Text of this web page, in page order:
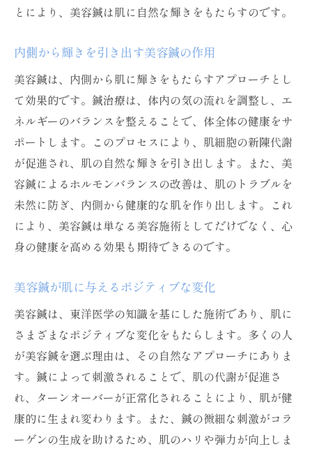
とにより、美容鍼は肌に自然な輝きをもたらすのです。
内側から輝きを引き出す美容鍼の作用
美容鍼は、内側から肌に輝きをもたらすアプローチとし
て効果的です。鍼治療は、体内の気の流れを調整し、エ
ネルギーのバランスを整えることで、体全体の健康をサ
ポートします。このプロセスにより、肌細胞の新陳代謝
が促進され、肌の自然な輝きを引き出します。また、美
容鍼によるホルモンバランスの改善は、肌のトラブルを
未然に防ぎ、内側から健康的な肌を作り出します。これ
により、美容鍼は単なる美容施術としてだけでなく、心
身の健康を高める効果も期待できるのです。
美容鍼が肌に与えるポジティブな変化
美容鍼は、東洋医学の知識を基にした施術であり、肌に
さまざまなポジティブな変化をもたらします。多くの人
が美容鍼を選ぶ理由は、その自然なアプローチにありま
す。鍼によって刺激されることで、肌の代謝が促進さ
れ、ターンオーバーが正常化されることにより、肌が健
康的に生まれ変わります。また、鍼の微細な刺激がコラ
ーゲンの生成を助けるため、肌のハリや弾力が向上しま